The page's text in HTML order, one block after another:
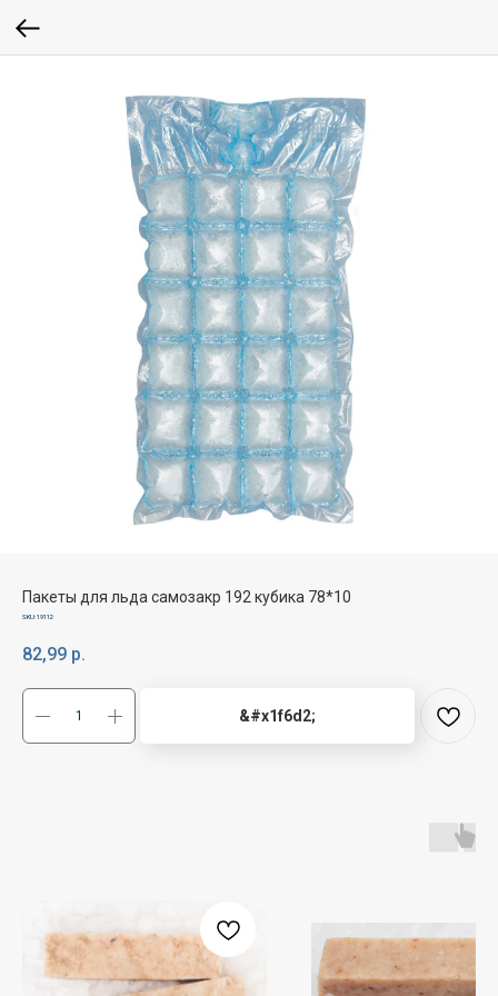
Пакеты для льда самозакр 192 кубика 78*10
SKU:19112
82,99 р.
&#x1f6d2;